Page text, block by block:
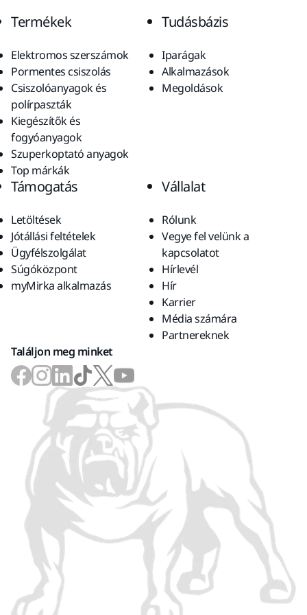
Termékek
Elektromos szerszámok
Pormentes csiszolás
Csiszolóanyagok és
polírpaszták
Kiegészítők és
fogyóanyagok
Szuperkoptató anyagok
Top márkák
Tudásbázis
Iparágak
Alkalmazások
Megoldások
Támogatás
Letöltések
Jótállási feltételek
Ügyfélszolgálat
Súgóközpont
myMirka alkalmazás
Vállalat
Rólunk
Vegye fel velünk a
kapcsolatot
Hírlevél
Hír
Karrier
Média számára
Partnereknek
Találjon meg minket